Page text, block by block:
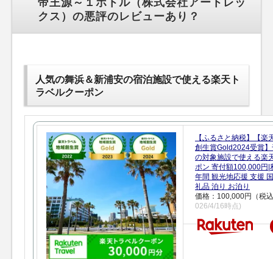
帝王源～１ボトル（株式会社アートレッ
クス）の悪評のレビューあり？
人気の舞浜＆新浦安の宿泊施設で使える楽天ト
ラベルクーポン
【ふるさと納税】【楽
創生賞Gold2024受賞
の対象施設で使える楽
ポン 寄付額100,000円|
年間 観光地応援 支援
礼品 泊り お泊り
価格：100,000円（税
026/4/16時点)